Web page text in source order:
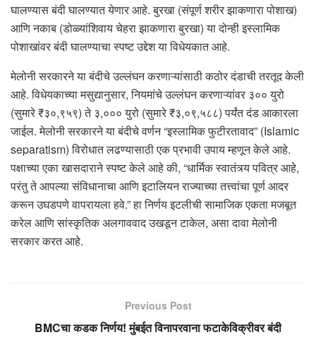
घालण्यास बंदी घालण्यात येणार आहे. बुरखा (संपूर्ण शरीर झाकणारा पोशाख)
आणि नकाब (डोळ्यांशिवाय चेहरा झाकणारा बुरखा) या दोन्ही इस्लामिक
पोशाखांवर बंदी घालण्याचा स्पष्ट उद्देश या विधेयकात आहे.
मेलोनी सरकारने या बंदीचे उल्लंघन करणाऱ्यांसाठी कठोर दंडाची तरतूद केली
आहे. विधेयकाच्या मसुद्यानुसार, नियमांचे उल्लंघन करणाऱ्यांवर ३०० युरो
(सुमारे ₹३०,९५९) ते ३,००० युरो (सुमारे ₹३,०९,५८८) पर्यंत दंड आकारला
जाईल. मेलोनी सरकारने या बंदीचे वर्णन “इस्लामिक फुटीरतावाद” (Islamic
separatism) विरोधात लढण्यासाठी एक प्रभावी उपाय म्हणून केले आहे.
पक्षाच्या एका खासदाराने स्पष्ट केले आहे की, “धार्मिक स्वातंत्र्य पवित्र आहे,
परंतु ते आपल्या संविधानाचा आणि इटालियन राज्याच्या तत्त्वांचा पूर्ण आदर
करून उघडपणे वापरायला हवे.” हा निर्णय इटलीची सामाजिक एकता मजबूत
करेल आणि सांस्कृतिक अलगाववाद उखडून टाकेल, असा दावा मेलोनी
सरकार करत आहे.
Previous Post
BMCचा कडक निर्णय! मुंबईत विनापरवाना फटाकेविक्रीवर बंदी